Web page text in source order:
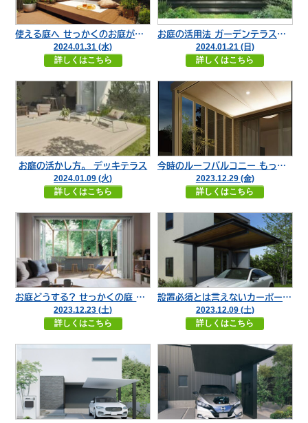
使える庭へ せっかくのお庭がデットスペースになる前に
2024.01.31 (水)
詳しくはこちら
お庭の活用法 ガーデンテラス定番 ウッドデッキor“タイルデッキ”
2024.01.21 (日)
詳しくはこちら
お庭の活かし方。 デッキテラス
2024.01.09 (火)
詳しくはこちら
今時のルーフバルコニー もったいないお庭の活用術
2023.12.29 (金)
詳しくはこちら
お庭どうする? せっかくの庭 勿体ないことになってない？
2023.12.23 (土)
詳しくはこちら
設置必須とは言えないカーポートだからこそ メリット、デメリットを知っておこう。
2023.12.09 (土)
詳しくはこちら